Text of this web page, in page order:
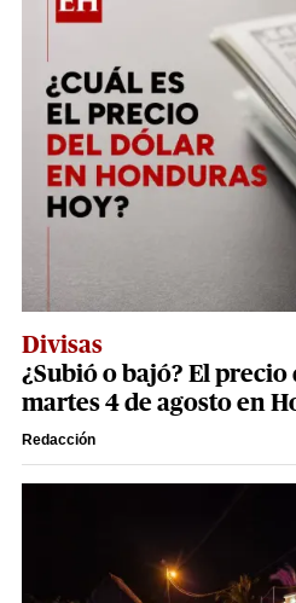
Divisas
¿Subió o bajó? El
martes 4 de agosto en
Redacción